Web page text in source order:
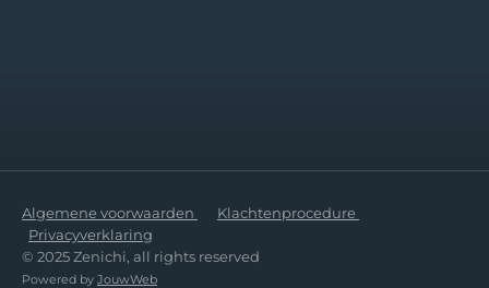
Algemene voorwaarden
Klachtenprocedure
Privacyverklaring
© 2025 Zenichi, all rights reserved
Powered by JouwWeb